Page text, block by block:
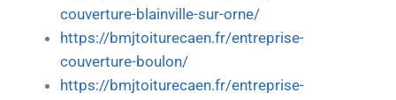
couverture-blainville-sur-orne/
https://bmjtoiturecaen.fr/entreprise-
couverture-boulon/
https://bmjtoiturecaen.fr/entreprise-